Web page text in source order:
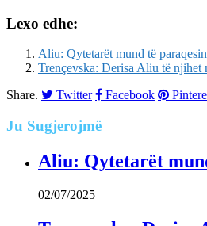
Lexo edhe:
Aliu: Qytetarët mund të
Trençevska: Derisa Aliu të njihet
Share.
Twitter Facebook
Ju Sugjerojmë
Aliu: Qytetarët
02/07/2025